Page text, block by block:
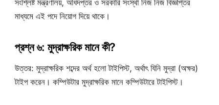
সংশ্লিষ্ট মন্ত্রণালয়, অধিদপ্তর ও সরকারি সংস্থা নিজ নিজ বিজ্ঞপ্তির
মাধ্যমে এই পদে নিয়োগ দিয়ে থাকে।
প্রশ্ন ৬: মুদ্রাক্ষরিক মানে কী?
উত্তর: মুদ্রাক্ষরিক শব্দের অর্থ হলো টাইপিস্ট, অর্থাৎ যিনি মুদ্রা (অক্ষর)
টাইপ করেন। কম্পিউটার মুদ্রাক্ষরিক মানে কম্পিউটারে টাইপিস্ট।